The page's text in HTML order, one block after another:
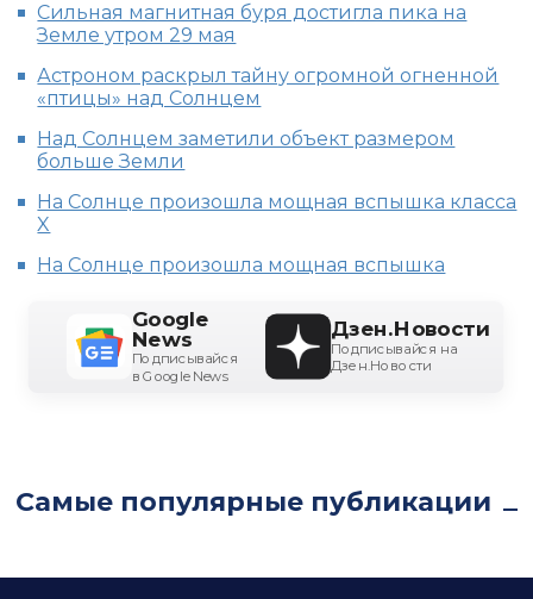
Сильная магнитная буря достигла пика на
Земле утром 29 мая
Астроном раскрыл тайну огромной огненной
«птицы» над Солнцем
Над Солнцем заметили объект размером
больше Земли
На Солнце произошла мощная вспышка класса
X
На Солнце произошла мощная вспышка
Google
News
Подписывайся
в Google News
Дзен.Новости
Подписывайся на
Дзен.Новости
Самые популярные публикации